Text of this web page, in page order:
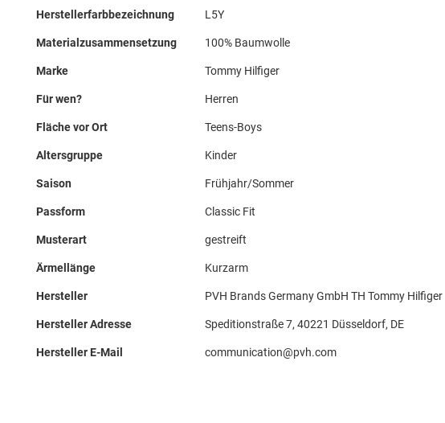
Herstellerfarbbezeichnung L5Y
Materialzusammensetzung 100% Baumwolle
Marke Tommy Hilfiger
Für wen? Herren
Fläche vor Ort Teens-Boys
Altersgruppe Kinder
Saison Frühjahr/Sommer
Passform Classic Fit
Musterart gestreift
Ärmellänge Kurzarm
Hersteller PVH Brands Germany GmbH TH Tommy Hilfiger
Hersteller Adresse Speditionstraße 7, 40221 Düsseldorf, DE
Hersteller E-Mail communication@pvh.com